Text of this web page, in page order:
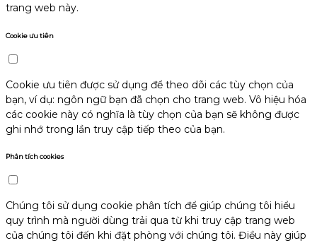
trang web này.
Cookie ưu tiên
Cookie ưu tiên được sử dụng để theo dõi các tùy chọn của
bạn, ví dụ: ngôn ngữ bạn đã chọn cho trang web. Vô hiệu hóa
các cookie này có nghĩa là tùy chọn của bạn sẽ không được
ghi nhớ trong lần truy cập tiếp theo của bạn.
Phân tích cookies
Chúng tôi sử dụng cookie phân tích để giúp chúng tôi hiểu
quy trình mà người dùng trải qua từ khi truy cập trang web
của chúng tôi đến khi đặt phòng với chúng tôi. Điều này giúp